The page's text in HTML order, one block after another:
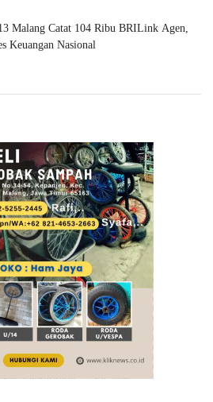
Malang Catat 104 Ribu BRILink Agen,
Keuangan Nasional